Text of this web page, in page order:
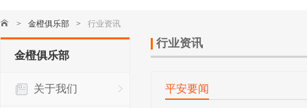
关于进一步加强代理贵金属业务风险防范的提示
关于平安银行电子版信用卡更名为平安银行数字信用卡的公告
> 金橙俱乐部 > 行业资讯
金橙俱乐部
关于我们
行业资讯
平安要闻